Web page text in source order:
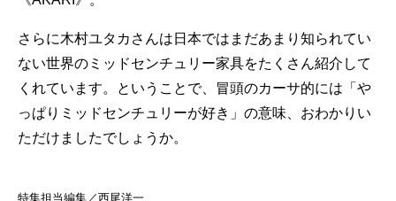
さらに木村ユタカさんは日本ではまだあまり知られてい
ない世界のミッドセンチュリー家具をたくさん紹介して
くれています。ということで、冒頭のカーサ的には「や
っぱりミッドセンチュリーが好き」の意味、おわかりい
ただけましたでしょうか。
特集担当編集／西尾洋一